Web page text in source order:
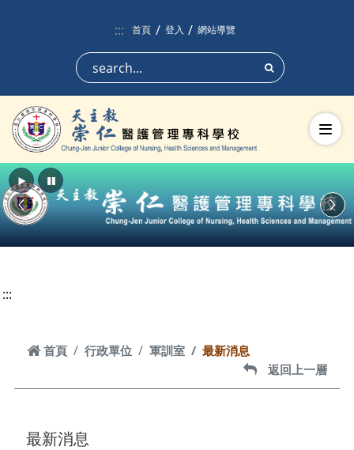
:::
首頁 登入 網站導覽
搜尋
切換
Previous
播放 暫停
:::
首頁
首頁 行政單位 軍訓室 最新消息
返回上一層
返回上一層
最新消息